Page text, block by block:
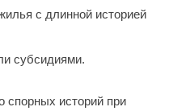
с длинной историей
субсидиями.
спорных историй при